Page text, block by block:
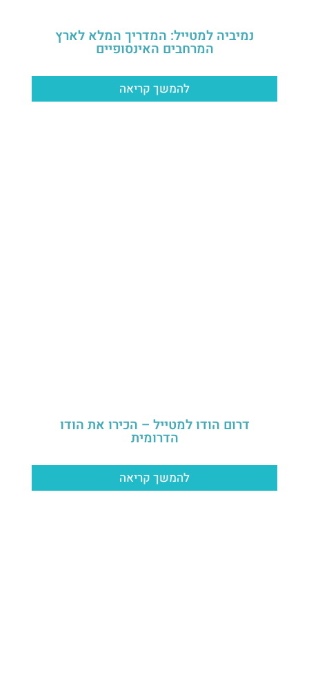
נמיביה למטייל: המדריך המלא לארץ
המרחבים האינסופיים
להמשך קריאה
דרום הודו למטייל – הכירו את הודו
הדרומית
להמשך קריאה